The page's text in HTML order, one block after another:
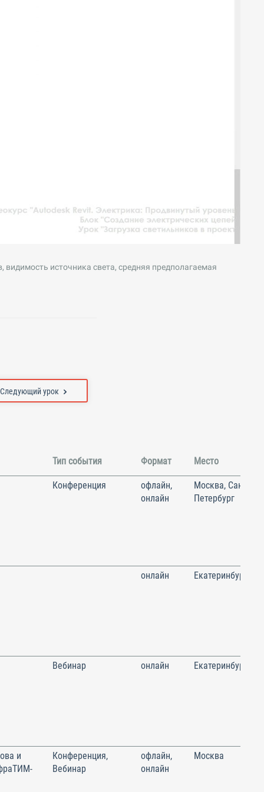
источника света, средняя предполагаемая
Следующий урок
Тип события Формат Место
Конференция
офлайн,
онлайн
Москва, Санкт-
Петербург
онлайн Екатеринбург
Вебинар онлайн Екатеринбург
и
Конференция,
Вебинар
офлайн,
онлайн
Москва